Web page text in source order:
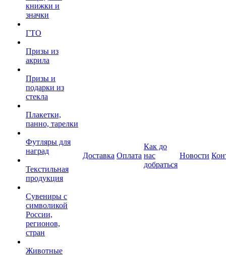
книжки и
значки
ГТО
Призы из
акрила
Призы и
подарки из
стекла
Плакетки,
панно, тарелки
Футляры для
наград
Текстильная
продукция
Сувениры с
символикой
России,
регионов,
стран
Животные
Доставка Оплата
Как до
нас
добраться
Новости